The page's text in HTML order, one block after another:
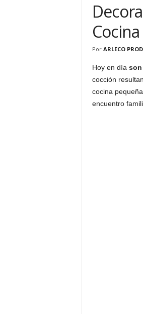
Por ARLECO
Hoy en día son
cocción
cocina
encuentro